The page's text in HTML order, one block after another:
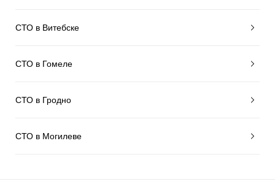
СТО в Витебске
СТО в Гомеле
СТО в Гродно
СТО в Могилеве